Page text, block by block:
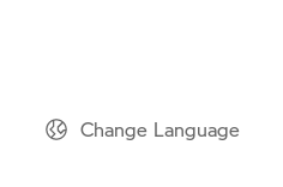
Change Language